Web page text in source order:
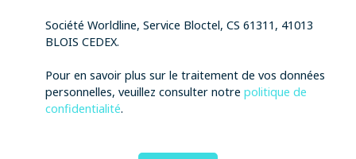
Société Worldline, Service Bloctel, CS 61311, 41013
BLOIS CEDEX.
Pour en savoir plus sur le traitement de vos données
personnelles, veuillez consulter notre politique de
confidentialité.